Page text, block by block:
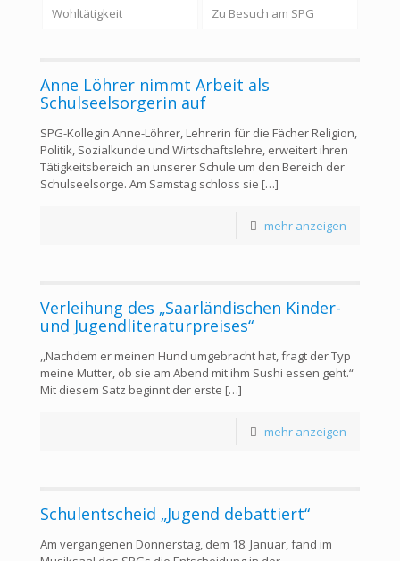
Wohltätigkeit Zu Besuch am SPG
Anne Löhrer nimmt Arbeit als
Schulseelsorgerin auf
SPG-Kollegin Anne-Löhrer, Lehrerin für die Fächer Religion,
Politik, Sozialkunde und Wirtschaftslehre, erweitert ihren
Tätigkeitsbereich an unserer Schule um den Bereich der
Schulseelsorge. Am Samstag schloss sie […]
mehr anzeigen
Verleihung des „Saarländischen Kinder-
und Jugendliteraturpreises“
,,Nachdem er meinen Hund umgebracht hat, fragt der Typ
meine Mutter, ob sie am Abend mit ihm Sushi essen geht.“
Mit diesem Satz beginnt der erste […]
mehr anzeigen
Schulentscheid „Jugend debattiert“
Am vergangenen Donnerstag, dem 18. Januar, fand im